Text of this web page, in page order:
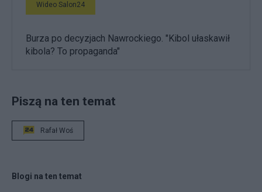
Wideo Salon24
Burza po decyzjach Nawrockiego. "Kibol ułaskawił
kibola? To propaganda"
Piszą na ten temat
Rafał Woś
Blogi na ten temat